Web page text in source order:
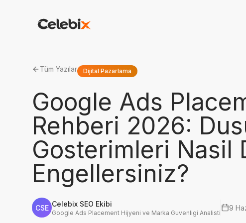
Tüm Yazılar Dijital Pazarlama
Google Ads
Rehberi 2026:
Gosterimleri Nasil
Engellersiniz?
CSE Celebix SEO Ekibi
Google Ads Placement Hijyeni ve Marka Guvenligi Analisti
9